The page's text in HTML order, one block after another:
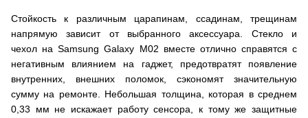
Стойкость к различным царапинам, ссадинам, трещинам
напрямую зависит от выбранного аксессуара. Стекло и
чехол на Samsung Galaxy M02 вместе отлично справятся с
негативным влиянием на гаджет, предотвратят появление
внутренних, внешних поломок, сэкономят значительную
сумму на ремонте. Небольшая толщина, которая в среднем
0,33 мм не искажает работу сенсора, к тому же защитные